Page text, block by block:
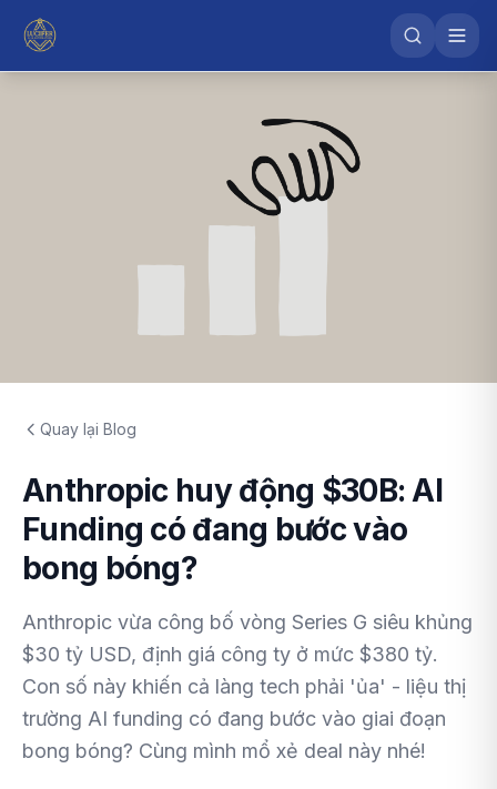
Quay lại Blog
Anthropic huy động $30B: AI
Funding có đang bước vào
bong bóng?
Anthropic vừa công bố vòng Series G siêu khủng
$30 tỷ USD, định giá công ty ở mức $380 tỷ.
Con số này khiến cả làng tech phải 'ủa' - liệu thị
trường AI funding có đang bước vào giai đoạn
bong bóng? Cùng mình mổ xẻ deal này nhé!